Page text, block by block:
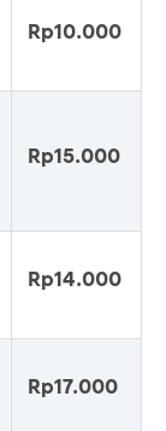
Rp10.000
Rp15.000
Rp14.000
Rp17.000